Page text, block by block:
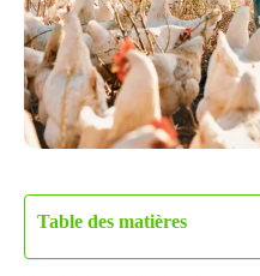
Table des matières